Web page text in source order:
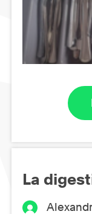
La